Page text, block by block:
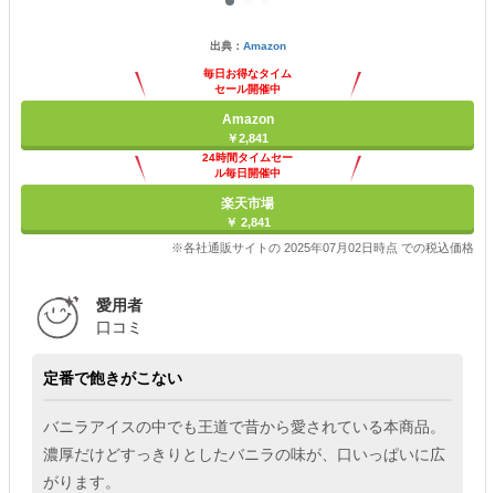
出典： Amazon
毎日お得なタイム
セール開催中
Amazon
￥2,841
24時間タイムセー
ル毎日開催中
楽天市場
￥ 2,841
※各社通販サイトの 2025年07月02日時点 での税込価格
愛用者
口コミ
定番で飽きがこない
バニラアイスの中でも王道で昔から愛されている本商品。
濃厚だけどすっきりとしたバニラの味が、口いっぱいに広
がります。